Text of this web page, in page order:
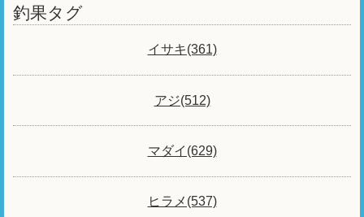
釣果タグ
イサキ(361)
アジ(512)
マダイ(629)
ヒラメ(537)